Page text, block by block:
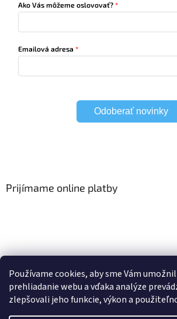
Používame cookies, aby sme Vám
prehliadanie webu a vďaka analýze
zlepšovali jeho funkcie, výkon a
Ako Vás môžeme oslovovať?
Emailová adresa
Odoberať novinky
Prijímame online platby